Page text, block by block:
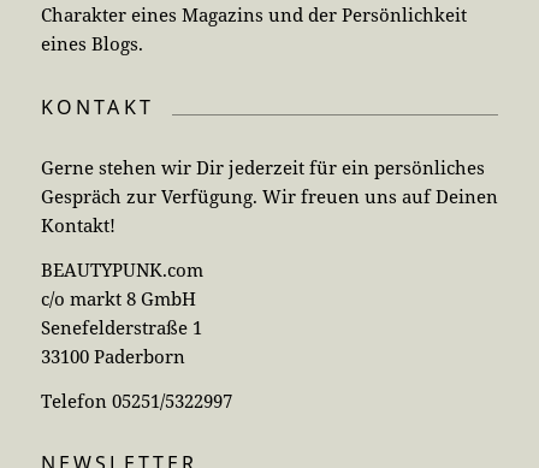
Charakter eines Magazins und der Persönlichkeit
eines Blogs.
KONTAKT
Gerne stehen wir Dir jederzeit für ein persönliches
Gespräch zur Verfügung. Wir freuen uns auf Deinen
Kontakt!
BEAUTYPUNK.com
c/o markt 8 GmbH
Senefelderstraße 1
33100 Paderborn
Telefon 05251/5322997